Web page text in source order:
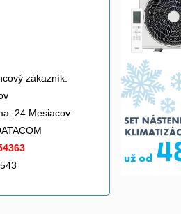
zákazník:
24 Mesiacov